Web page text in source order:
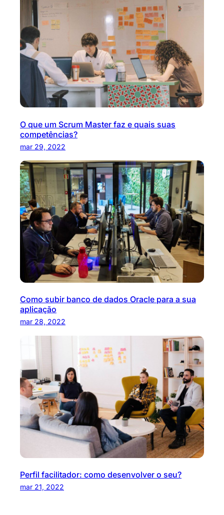
O que um Scrum Master faz e quais suas
competências?
mar 29, 2022
Como subir banco de dados Oracle para a sua
aplicação
mar 28, 2022
Perfil facilitador: como desenvolver o seu?
mar 21, 2022